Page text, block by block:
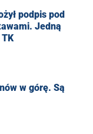
podpis pod
Jedną
w górę. Są